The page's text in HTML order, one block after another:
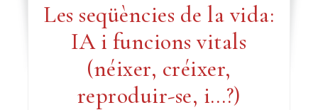
Les seqüències de la vida:
IA i funcions vitals
(néixer, créixer,
reproduir-se, i…?)